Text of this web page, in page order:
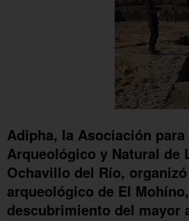
Adipha, la Asociación
Arqueológico y Natural de
Ochavillo del Río,
arqueológico de El
descubrimiento del